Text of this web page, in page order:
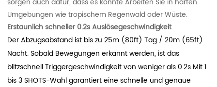
Umgebungen wie tropischem Regenwald oder Wüste.
Erstaunlich schneller 0.2s Auslösegeschwindigkeit
Der Abzugsabstand ist bis zu 25m (80ft) Tag / 20m (65ft)
Nacht. Sobald Bewegungen erkannt werden, ist das
blitzschnell Triggergeschwindigkeit von weniger als 0.2s Mit 1
bis 3 SHOTS-Wahl garantiert eine schnelle und genaue